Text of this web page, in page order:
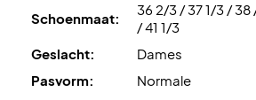
Schoenmaat:
36 2/3 / 37 1/3 /
/ 41 1/3
Geslacht:
Dames
Pasvorm:
Normale